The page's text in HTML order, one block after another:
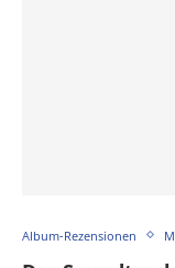
Album-Rezensionen